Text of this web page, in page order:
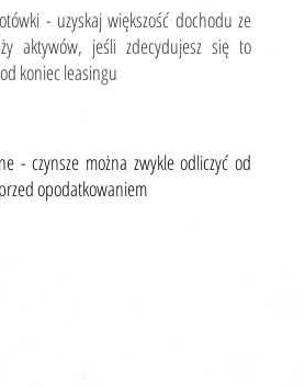
- uzyskaj większość dochodu ze
aktywów, jeśli zdecydujesz się to
koniec leasingu
- czynsze można zwykle odliczyć od
opodatkowaniem